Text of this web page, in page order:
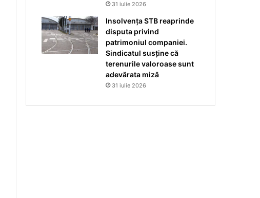
31 iulie 2026
Insolvența STB reaprinde
disputa privind
patrimoniul companiei.
Sindicatul susține că
terenurile valoroase sunt
adevărata miză
31 iulie 2026